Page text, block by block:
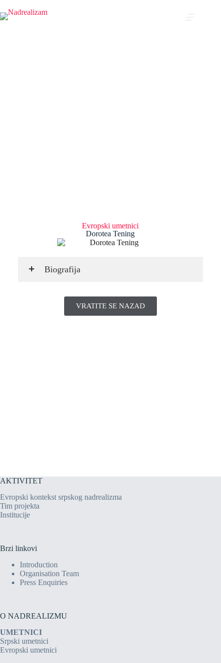
Dorotea Tening
Evropski umetnici
Biografija
VRATITE SE NAZAD
AKTIVITET
Evropski kontekst srpskog nadrealizma
Tim projekta
Institucije
Brzi linkovi
Introduction
Organisation Team
Press Enquiries
O NADREALIZMU
UMETNICI
Srpski umetnici
Evropski umetnici